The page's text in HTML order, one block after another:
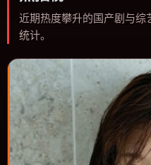
近期热度攀升的国产剧与综
统计。